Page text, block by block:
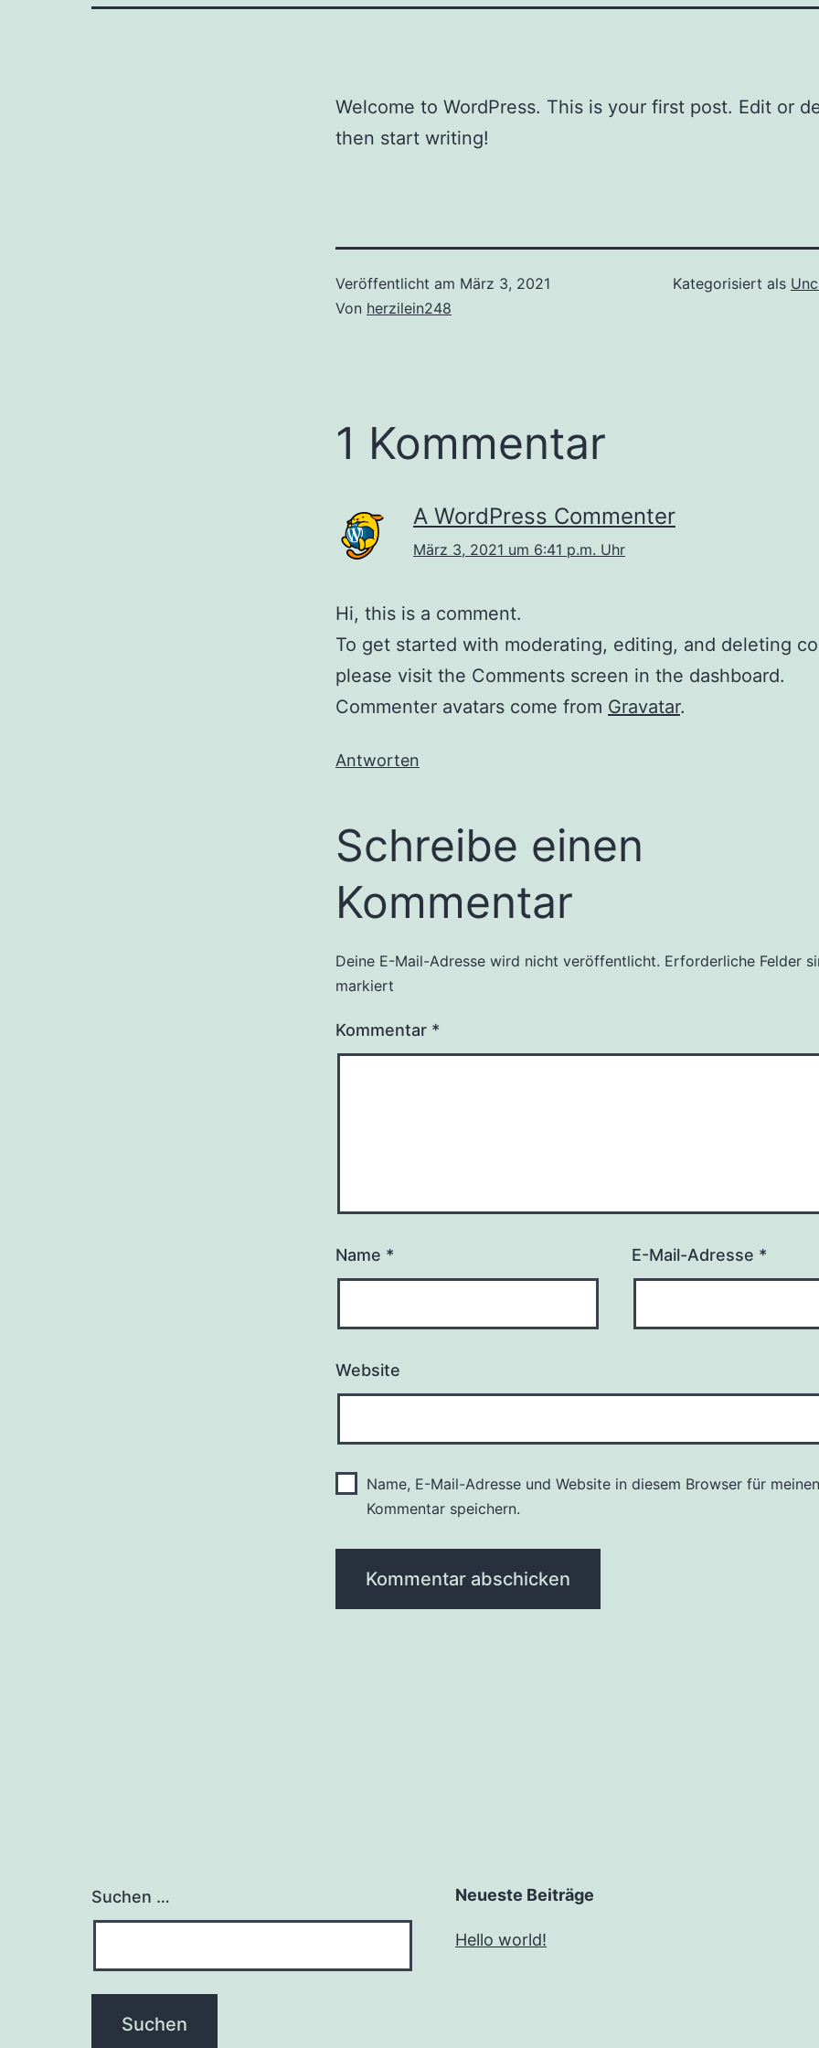
Welcome to WordPress. This is your first post. Edit or
then start writing!
Veröffentlicht am März 3, 2021
Von herzilein248
Kategorisiert als
1 Kommentar
A WordPress Commenter
März 3, 2021 um 6:41 p.m. Uhr
Hi, this is a comment.
To get started with moderating, editing, and deleting
please visit the Comments screen in the dashboard.
Commenter avatars come from Gravatar.
Antworten
Schreibe einen
Kommentar
Deine E-Mail-Adresse wird nicht veröffentlicht. Erforderliche Felder
markiert
Kommentar *
Name * E-Mail-Adresse *
Website
Name, E-Mail-Adresse und Website in diesem Browser für
Kommentar speichern.
Suchen … Neueste Beiträge
Hello world!